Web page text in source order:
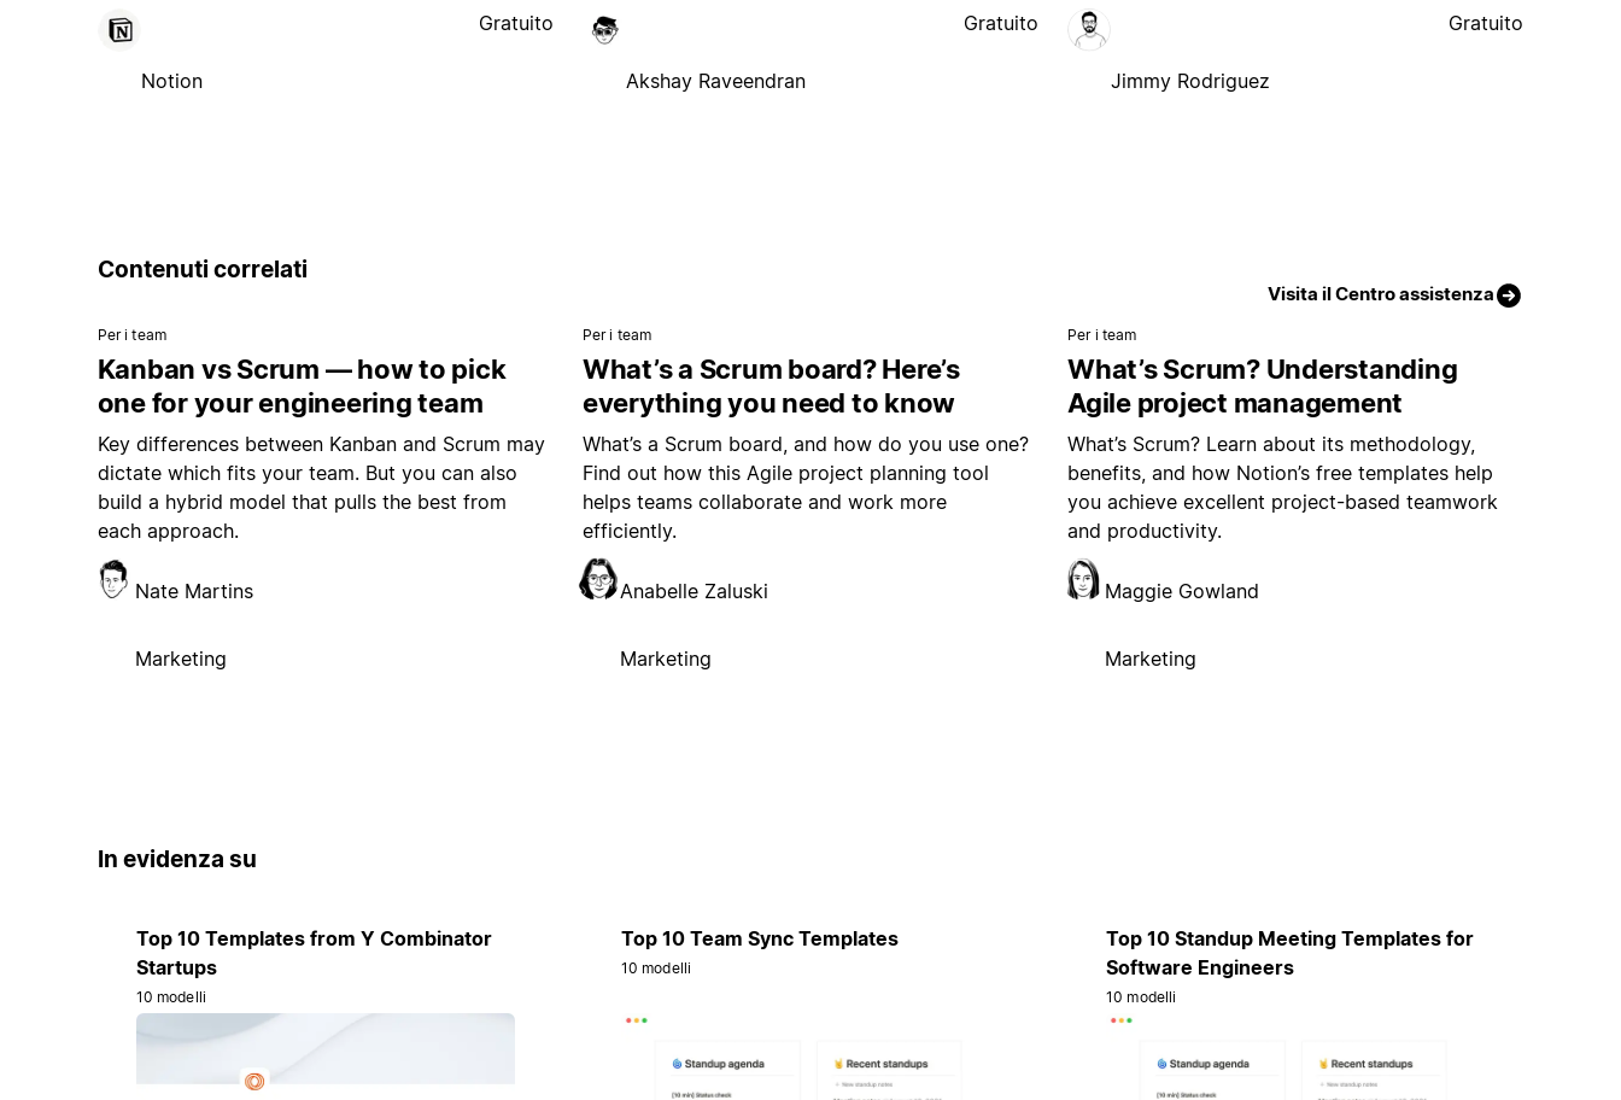
Notion
Gratuito
Akshay Raveendran
Gratuito
Jimmy Rodriguez
Gratuito
Contenuti correlati
Visita il Centro assistenza
Per i team
Kanban vs Scrum — how to pick
one for your engineering team
Key differences between Kanban and Scrum may
dictate which fits your team. But you can also
build a hybrid model that pulls the best from
each approach.
Nate Martins
Marketing
Per i team
What’s a Scrum board? Here’s
everything you need to know
What’s a Scrum board, and how do you use one?
Find out how this Agile project planning tool
helps teams collaborate and work more
efficiently.
Anabelle Zaluski
Marketing
Per i team
What’s Scrum? Understanding
Agile project management
What’s Scrum? Learn about its methodology,
benefits, and how Notion’s free templates help
you achieve excellent project-based teamwork
and productivity.
Maggie Gowland
Marketing
In evidenza su
Top 10 Templates from Y Combinator
Startups
10 modelli
Top 10 Team Sync Templates
10 modelli
Top 10 Standup Meeting Templates for
Software Engineers
10 modelli